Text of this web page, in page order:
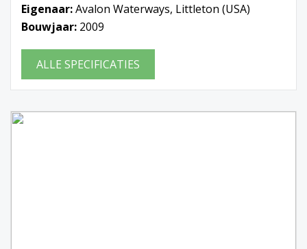
Eigenaar:Avalon Waterways, Littleton (USA)
Bouwjaar: 2009
ALLE SPECIFICATIES